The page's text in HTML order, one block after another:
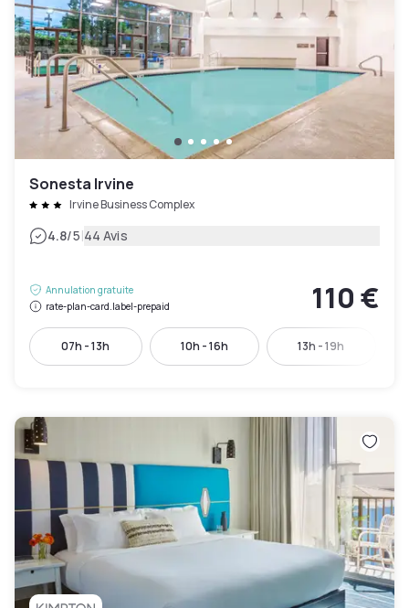
Sonesta Irvine
Irvine Business Complex
4.8/5|44 Avis
Annulation gratuite
rate-plan-card.label-prepaid
110 €
07h - 13h 10h - 16h 13h - 19h